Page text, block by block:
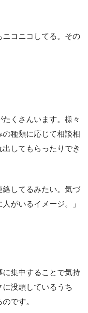
ニコニコしてる。その
くさんいます。様々
種類に応じて相談相
してもらったりでき
絡してるみたい。気づ
がいるイメージ。」
集中することで気持
没頭しているうち
です。